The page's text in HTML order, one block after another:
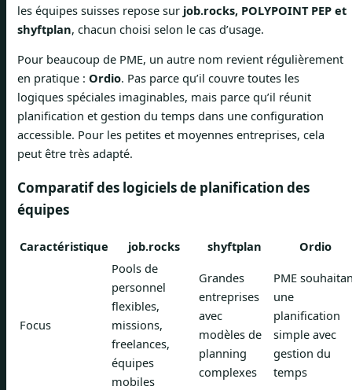
les équipes suisses repose sur job.rocks, POLYPOINT PEP et
shyftplan, chacun choisi selon le cas d’usage.
Pour beaucoup de PME, un autre nom revient régulièrement
en pratique : Ordio. Pas parce qu’il couvre toutes les
logiques spéciales imaginables, mais parce qu’il réunit
planification et gestion du temps dans une configuration
accessible. Pour les petites et moyennes entreprises, cela
peut être très adapté.
Comparatif des logiciels de planification des
équipes
Caractéristique job.rocks shyftplan Ordio
Focus
Pools de
personnel
flexibles,
missions,
freelances,
équipes
mobiles
Grandes
entreprises
avec
modèles de
planning
complexes
PME
une
planification
simple avec
gestion du
temps